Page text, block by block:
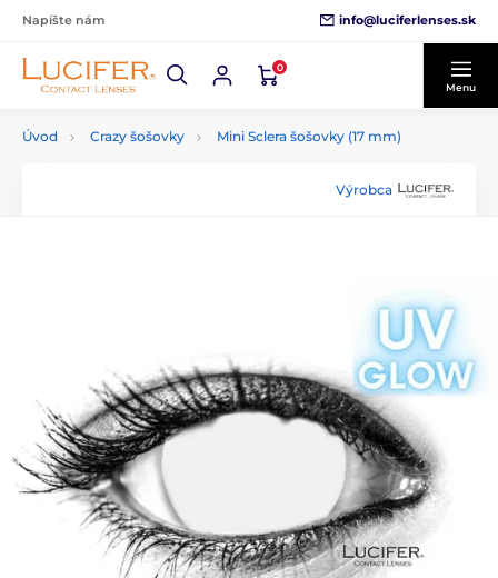
Napíšte nám info@luciferlenses.sk
0
Menu
Úvod Crazy šošovky Mini Sclera šošovky (17 mm)
Výrobca